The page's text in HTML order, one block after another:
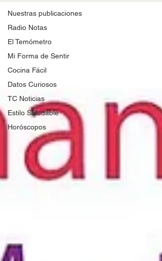
Nuestras publicaciones
Radio Notas
El Temómetro
Mi Forma de Sentir
Cocina Fácil
Datos Curiosos
TC Noticias
Estilo Saludable
Horóscopos